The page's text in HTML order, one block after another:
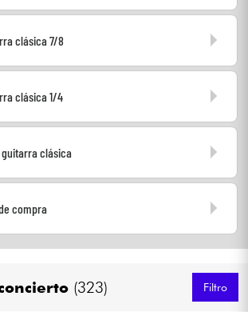
clásica 7/8
clásica 1/4
guitarra clásica
compra
(323) Filtro